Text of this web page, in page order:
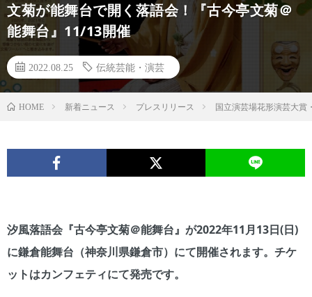
文菊が能舞台で開く落語会！『古今亭文菊＠
能舞台』11/13開催
2022.08.25 伝統芸能・演芸
HOME 新着ニュース プレスリリース 国立演芸場花形演芸大賞
汐風落語会『古今亭文菊＠能舞台』が2022年11月13日(日)
に鎌倉能舞台（神奈川県鎌倉市）にて開催されます。チケ
ットはカンフェティにて発売です。